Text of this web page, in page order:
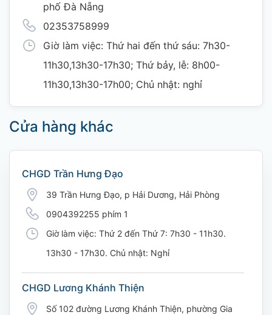
phố Đà Nẵng
02353758999
Giờ làm việc: Thứ hai đến thứ sáu: 7h30-
11h30,13h30-17h30; Thứ bảy, lễ: 8h00-
11h30,13h30-17h00; Chủ nhật: nghỉ
Cửa hàng khác
CHGD Trần Hưng Đạo
39 Trần Hưng Đạo, p Hải Dương, Hải Phòng
0904392255 phím 1
Giờ làm việc: Thứ 2 đến Thứ 7: 7h30 - 11h30.
13h30 - 17h30. Chủ nhật: Nghỉ
CHGD Lương Khánh Thiện
Số 102 đường Lương Khánh Thiện, phường Gia